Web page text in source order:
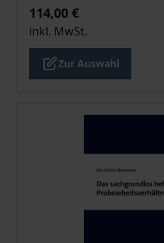
114,00 €
inkl. MwSt.
Zur Auswahl